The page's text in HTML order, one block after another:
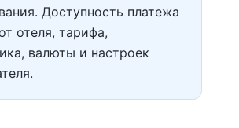
Доступность платежа
отеля, тарифа,
валюты и настроек